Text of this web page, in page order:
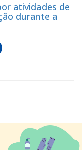
atividades de
durante a